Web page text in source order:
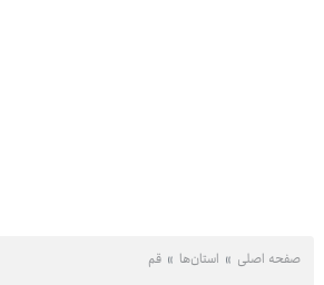
صفحه اصلی استان‌ها قم